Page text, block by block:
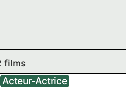
films
Acteur-Actrice